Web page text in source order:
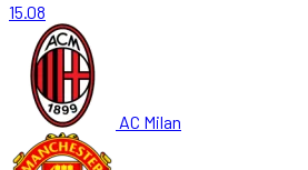
15.08
AC Milan